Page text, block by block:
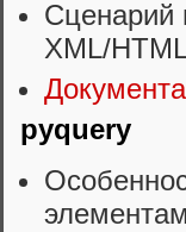
Сценарий
XML/
pyquery